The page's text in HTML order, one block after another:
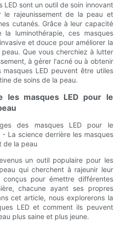
LED sont un outil de soin innovant
rajeunissement de la peau et
cutanés. Grâce à leur capacité
luminothérapie, ces masques
et douce pour améliorer la
Que vous cherchiez à lutter
à gérer l'acné ou à obtenir
LED peuvent être utiles
de soins de la peau.
les masques LED pour le
des masques LED pour le
La science derrière les masques
de la peau
un outil populaire pour les
qui cherchent à rajeunir leur
pour émettre différentes
chacune ayant ses propres
cet article, nous explorerons la
LED et comment ils peuvent
plus saine et plus jeune.